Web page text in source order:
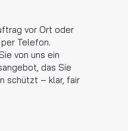
vor Ort oder
Telefon.
von uns ein
das Sie
schützt – klar, fair